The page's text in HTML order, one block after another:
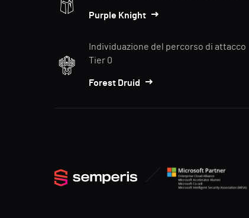
Purple Knight
Individuazione del percorso di attacco
Tier 0
Forest Druid